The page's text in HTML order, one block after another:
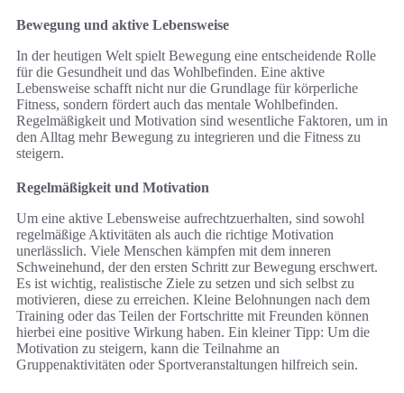
Bewegung und aktive Lebensweise
In der heutigen Welt spielt Bewegung eine entscheidende Rolle
für die Gesundheit und das Wohlbefinden. Eine aktive
Lebensweise schafft nicht nur die Grundlage für körperliche
Fitness, sondern fördert auch das mentale Wohlbefinden.
Regelmäßigkeit und Motivation sind wesentliche Faktoren, um in
den Alltag mehr Bewegung zu integrieren und die Fitness zu
steigern.
Regelmäßigkeit und Motivation
Um eine aktive Lebensweise aufrechtzuerhalten, sind sowohl
regelmäßige Aktivitäten als auch die richtige Motivation
unerlässlich. Viele Menschen kämpfen mit dem inneren
Schweinehund, der den ersten Schritt zur Bewegung erschwert.
Es ist wichtig, realistische Ziele zu setzen und sich selbst zu
motivieren, diese zu erreichen. Kleine Belohnungen nach dem
Training oder das Teilen der Fortschritte mit Freunden können
hierbei eine positive Wirkung haben. Ein kleiner Tipp: Um die
Motivation zu steigern, kann die Teilnahme an
Gruppenaktivitäten oder Sportveranstaltungen hilfreich sein.